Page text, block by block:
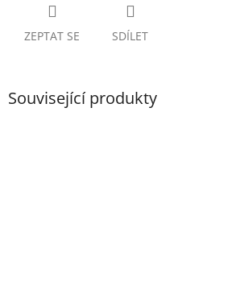
ZEPTAT SE SDÍLET
Související produkty